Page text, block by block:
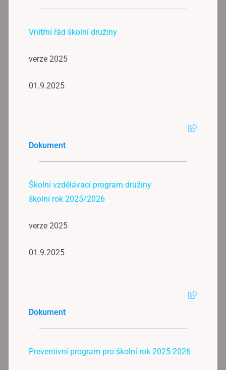
Vnitřní řád školní družiny
verze 2025
01.9.2025
Dokument
Školní vzdělávací program družiny
školní rok 2025/2026
verze 2025
01.9.2025
Dokument
Preventivní program pro školní rok 2025-2026